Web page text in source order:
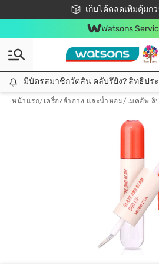
เก็บโค้ดลดเพิ่มคุ้มก
ชอปออนไลน์ครั้งแรก ลดเ
📦ส่งฟรี! เมื่อชอ
สมาชิกวัตสัน คลับ
Watsons
มีบัตรสมาชิกวัตสัน คลับรึยัง?
มีบัตรสมาชิกวัตสัน คลับรึยัง? สิทธิปร
หน้าแรก/ เครื่องสำอาง และน้ำหอม/ เมคอัพ ลิป